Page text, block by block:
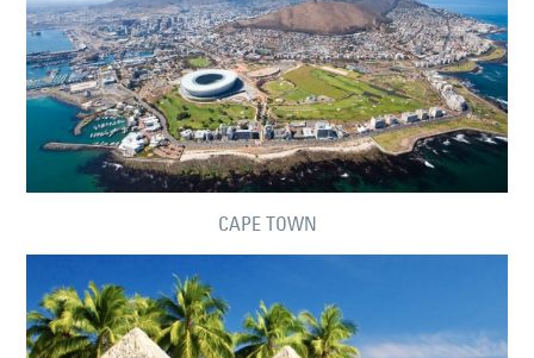
CAPE TOWN